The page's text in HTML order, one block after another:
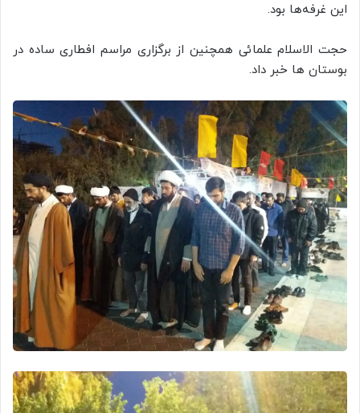
این غرفه‌ها بود.
حجت الاسلام علمائی همچنین از برگزاری مراسم افطاری ساده در
بوستان ها خبر داد.